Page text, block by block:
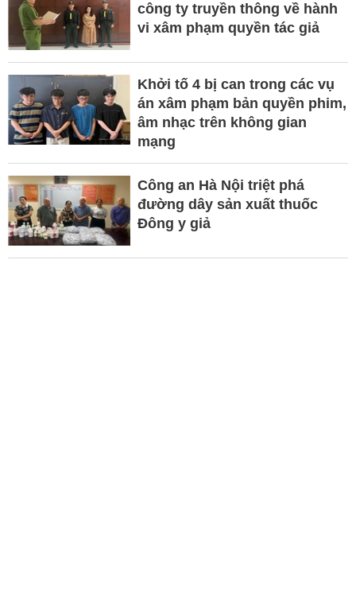
công ty truyền thông về hành
vi xâm phạm quyền tác giả
Khởi tố 4 bị can trong các vụ
án xâm phạm bản quyền phim,
âm nhạc trên không gian
mạng
Công an Hà Nội triệt phá
đường dây sản xuất thuốc
Đông y giả